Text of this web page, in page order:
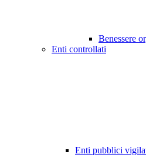
Benessere
Enti controllati
Enti pubblici